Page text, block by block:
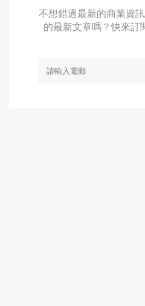
不想錯過最新的商業資
的最新文章嗎？快來訂